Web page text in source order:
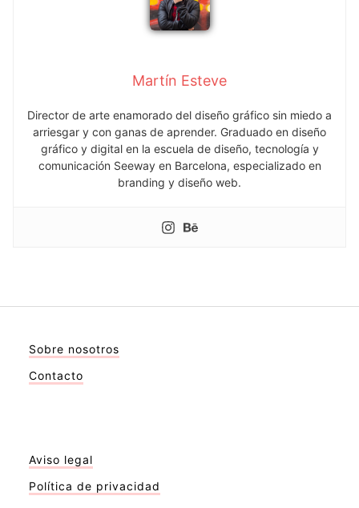
Martín Esteve
Director de arte enamorado del diseño gráfico sin miedo a
arriesgar y con ganas de aprender. Graduado en diseño
gráfico y digital en la escuela de diseño, tecnología y
comunicación Seeway en Barcelona, especializado en
branding y diseño web.
Sobre nosotros
Contacto
Aviso legal
Política de privacidad